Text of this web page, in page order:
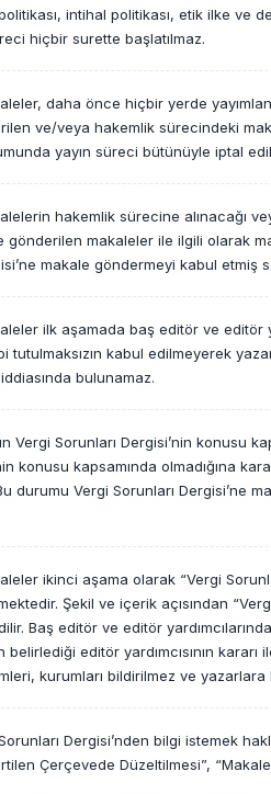
intihal politikası, etik ilke ve
hiçbir surette başlatılmaz.
daha önce hiçbir yerde
ve/veya hakemlik sürecindeki
yayın süreci bütünüyle iptal
hakemlik sürecine alınacağı
gönderilen makaleler ile ilgili olarak
makale göndermeyi kabul etmiş
ilk aşamada baş editör ve editör
kabul edilmeyerek
bulunamaz.
Sorunları Dergisi’nin konusu
konusu kapsamında olmadığına
durumu Vergi Sorunları Dergisi’ne
ikinci aşama olarak “Vergi
Şekil ve içerik açısından
Baş editör ve editör
editör yardımcısının
kurumları bildirilmez ve yazarlara
Dergisi’nden bilgi istemek
Çerçevede Düzeltilmesi”,